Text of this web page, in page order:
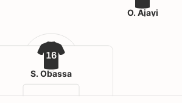
16
S. Obassa
O. Ajayi